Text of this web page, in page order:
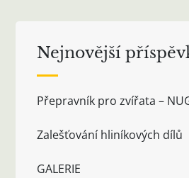
Nejnovější
Přepravník pro zvířata –
Zalešťování hliníkových dílů
GALERIE